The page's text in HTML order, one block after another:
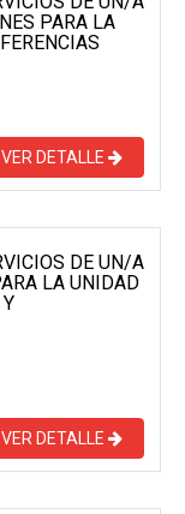
PARA LA
VER DETALLE
DE UN/A
LA UNIDAD
VER DETALLE